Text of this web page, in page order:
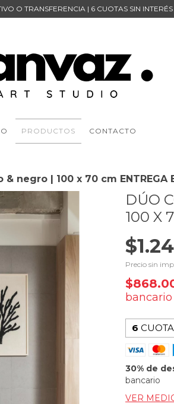
O TRANSFERENCIA | 6 CUOTAS SIN INTERÉS
PRODUCTOS CONTACTO
negro | 100 x 70 cm ENTREGA
DÚO
100 X
Precio sin
bancario
6
30% de
bancario
VER